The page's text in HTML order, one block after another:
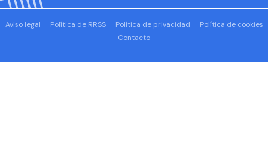
Aviso legal Política de RRSS Política de privacidad
Política de cookies
Contacto